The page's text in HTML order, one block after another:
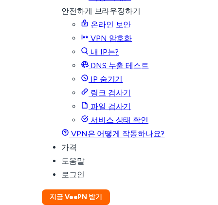
안전하게 브라우징하기
온라인 보안
VPN 암호화
내 IP는?
DNS 누출 테스트
IP 숨기기
링크 검사기
파일 검사기
서비스 상태 확인
VPN은 어떻게 작동하나요?
가격
도움말
로그인
지금 VeePN 받기